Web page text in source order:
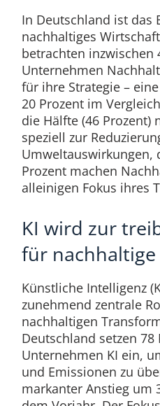
In Deutschland ist das
nachhaltiges
betrachten inzwischen
Unternehmen
für ihre Strategie –
20 Prozent im
die Hälfte (46 Prozent)
speziell zur
Umweltauswirkungen,
Prozent machen
alleinigen Fokus ihres
KI wird zur
für
Künstliche Intelligenz
zunehmend zentrale
nachhaltigen
Deutschland setzen 78
Unternehmen KI ein,
und Emissionen zu
markanter Anstieg um